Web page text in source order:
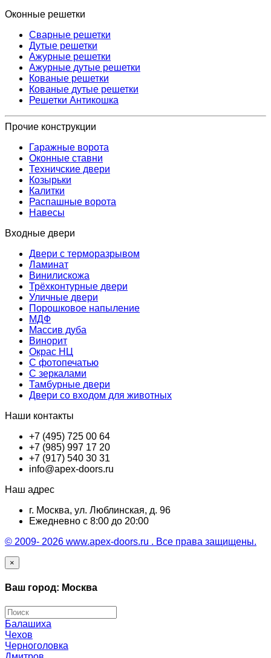
Оконные решетки
Сварные решетки
Дутые решетки
Ажурные решетки
Ажурные дутые решетки
Кованые решетки
Кованые дутые решетки
Решетки Антикошка
Прочие конструкции
Гаражные ворота
Оконные ставни
Техничские двери
Козырьки
Калитки
Распашные ворота
Навесы
Входные двери
Двери с терморазрывом
Ламинат
Винилискожа
Трёхконтурные двери
Уличные двери
Порошковое напыление
МДФ
Массив дуба
Винорит
Окрас НЦ
С фотопечатью
С зеркалами
Тамбурные двери
Двери со входом для животных
Наши контакты
+7 (495) 725 00 64
+7 (985) 997 17 20
+7 (917) 540 30 31
info@apex-doors.ru
Наш адрес
г. Москва, ул. Люблинская, д. 96
Ежедневно с 8:00 до 20:00
© 2009- 2026 www.apex-doors.ru . Все права защищены.
×
Ваш город: Москва
Балашиха
Чехов
Черноголовка